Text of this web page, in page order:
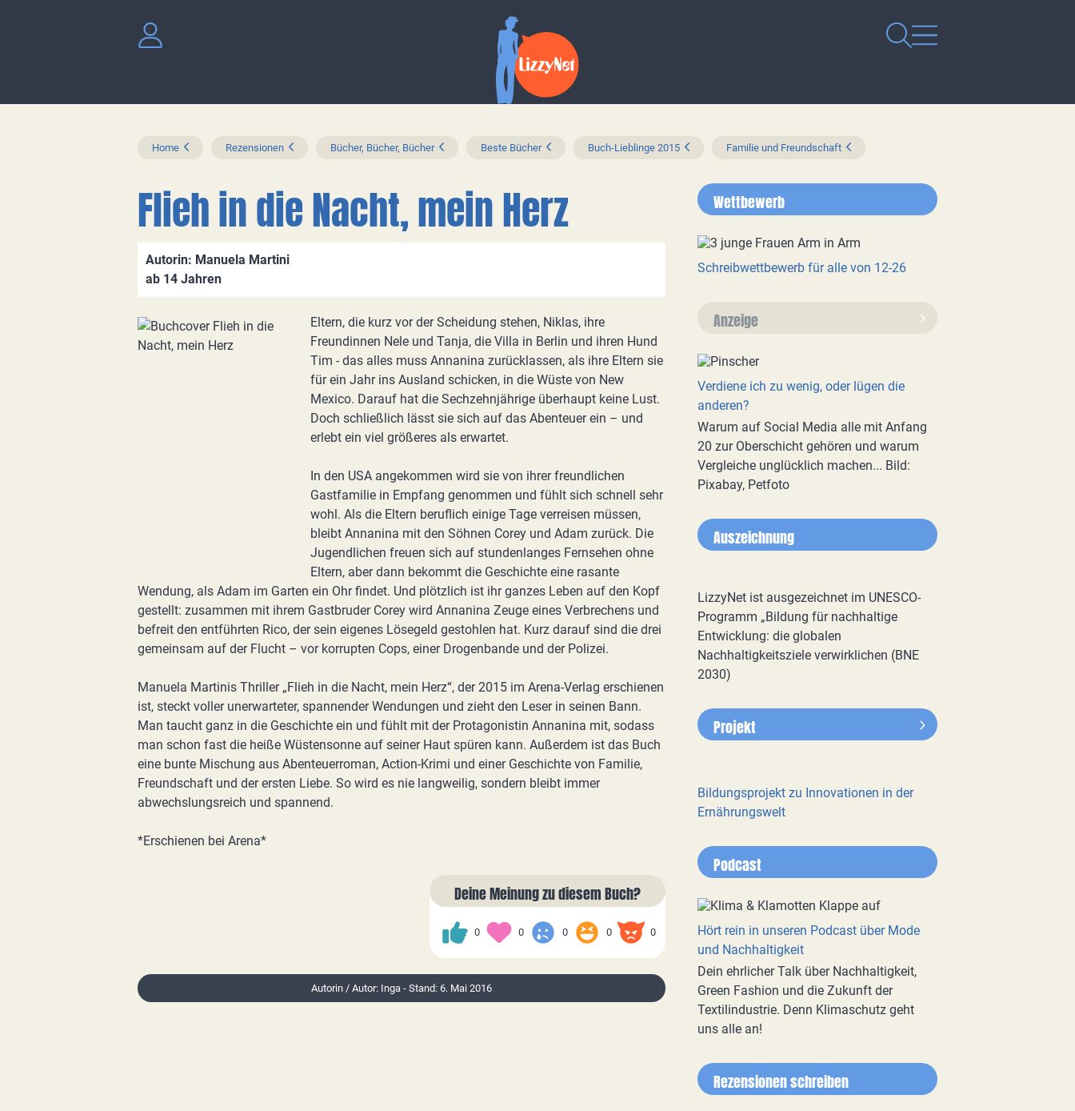
Home Rezensionen Bücher, Bücher, Bücher Beste Bücher Buch-Lieblinge 2015 Familie und Freundschaft
Flieh in die Nacht, mein Herz
Autorin: Manuela Martini
ab 14 Jahren
Eltern, die kurz vor der Scheidung stehen, Niklas, ihre
Freundinnen Nele und Tanja, die Villa in Berlin und ihren Hund
Tim - das alles muss Annanina zurücklassen, als ihre Eltern sie
für ein Jahr ins Ausland schicken, in die Wüste von New
Mexico. Darauf hat die Sechzehnjährige überhaupt keine Lust.
Doch schließlich lässt sie sich auf das Abenteuer ein – und
erlebt ein viel größeres als erwartet.
In den USA angekommen wird sie von ihrer freundlichen
Gastfamilie in Empfang genommen und fühlt sich schnell sehr
wohl. Als die Eltern beruflich einige Tage verreisen müssen,
bleibt Annanina mit den Söhnen Corey und Adam zurück. Die
Jugendlichen freuen sich auf stundenlanges Fernsehen ohne
Eltern, aber dann bekommt die Geschichte eine rasante
Wendung, als Adam im Garten ein Ohr findet. Und plötzlich ist ihr ganzes Leben auf den Kopf
gestellt: zusammen mit ihrem Gastbruder Corey wird Annanina Zeuge eines Verbrechens und
befreit den entführten Rico, der sein eigenes Lösegeld gestohlen hat. Kurz darauf sind die drei
gemeinsam auf der Flucht – vor korrupten Cops, einer Drogenbande und der Polizei.
Manuela Martinis Thriller „Flieh in die Nacht, mein Herz“, der 2015 im Arena-Verlag erschienen
ist, steckt voller unerwarteter, spannender Wendungen und zieht den Leser in seinen Bann.
Man taucht ganz in die Geschichte ein und fühlt mit der Protagonistin Annanina mit, sodass
man schon fast die heiße Wüstensonne auf seiner Haut spüren kann. Außerdem ist das Buch
eine bunte Mischung aus Abenteuerroman, Action-Krimi und einer Geschichte von Familie,
Freundschaft und der ersten Liebe. So wird es nie langweilig, sondern bleibt immer
abwechslungsreich und spannend.
*Erschienen bei Arena*
Deine Meinung zu diesem Buch?
0 0 0 0 0
Autorin / Autor: Inga - Stand: 6. Mai 2016
Wettbewerb
Schreibwettbewerb für alle von 12-26
Anzeige
Verdiene ich zu wenig, oder lügen die
anderen?
Warum auf Social Media alle mit Anfang
20 zur Oberschicht gehören und warum
Vergleiche unglücklich machen... Bild:
Pixabay, Petfoto
Auszeichnung
LizzyNet ist ausgezeichnet im UNESCO-
Programm „Bildung für nachhaltige
Entwicklung: die globalen
Nachhaltigkeitsziele verwirklichen (BNE
2030)
Projekt
Bildungsprojekt zu Innovationen in der
Ernährungswelt
Podcast
Hört rein in unseren Podcast über Mode
und Nachhaltigkeit
Dein ehrlicher Talk über Nachhaltigkeit,
Green Fashion und die Zukunft der
Textilindustrie. Denn Klimaschutz geht
uns alle an!
Rezensionen schreiben